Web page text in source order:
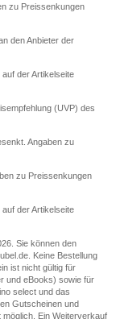
zu Preissenkungen
den Anbieter der
der Artikelseite
(UVP) des
Angaben zu
zu Preissenkungen
der Artikelseite
Sie können den
Keine Bestellung
ist nicht gültig für
und eBooks) sowie für
select und das
Gutscheinen und
Ein Weiterverkauf